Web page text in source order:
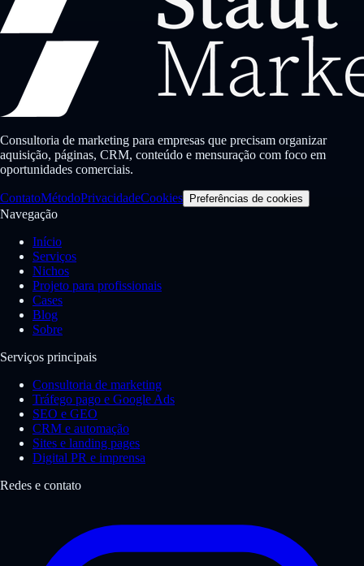
Consultoria de marketing para empresas que precisam organizar
aquisição, páginas, CRM, conteúdo e mensuração com foco em
oportunidades comerciais.
ContatoMétodoPrivacidadeCookies Preferências de cookies
Navegação
Início
Serviços
Nichos
Projeto para profissionais
Cases
Blog
Sobre
Serviços principais
Consultoria de marketing
Tráfego pago e Google Ads
SEO e GEO
CRM e automação
Sites e landing pages
Digital PR e imprensa
Redes e contato